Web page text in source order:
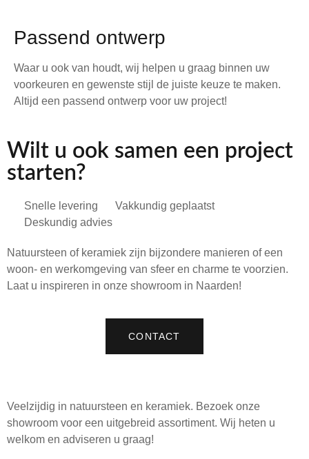
Passend ontwerp
Waar u ook van houdt, wij helpen u graag binnen uw
voorkeuren en gewenste stijl de juiste keuze te maken.
Altijd een passend ontwerp voor uw project!
Wilt u ook samen een project
starten?
Snelle levering
Vakkundig geplaatst
Deskundig advies
Natuursteen of keramiek zijn bijzondere manieren of een
woon- en werkomgeving van sfeer en charme te voorzien.
Laat u inspireren in onze showroom in Naarden!
CONTACT
Veelzijdig in natuursteen en keramiek. Bezoek onze
showroom voor een uitgebreid assortiment. Wij heten u
welkom en adviseren u graag!